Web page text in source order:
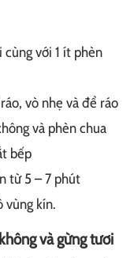
cùng với 1 ít phèn
vò nhẹ và để ráo
và phèn chua
bếp
từ 5 – 7 phút
vùng kín.
và gừng tươi